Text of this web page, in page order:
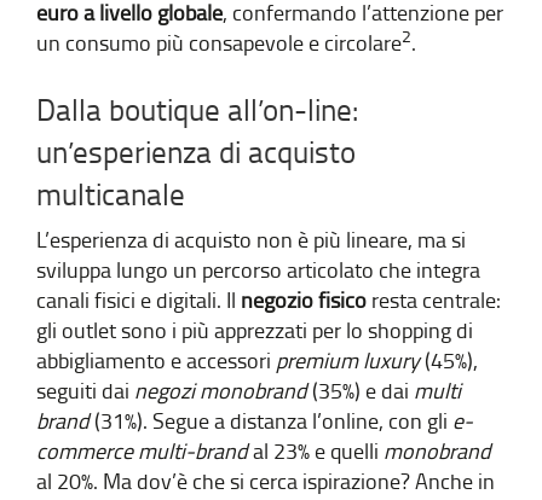
euro a livello globale, confermando l’attenzione per
un consumo più consapevole e circolare2.
Dalla boutique all’on-line:
un’esperienza di acquisto
multicanale
L’esperienza di acquisto non è più lineare, ma si
sviluppa lungo un percorso articolato che integra
canali fisici e digitali. Il negozio fisico resta centrale:
gli outlet sono i più apprezzati per lo shopping di
abbigliamento e accessori premium luxury(45%),
seguiti dai negozi monobrand(35%) e dai multi
brand(31%). Segue a distanza l’online, con gli e-
commerce multi-brandal 23% e quelli monobrand
al 20%. Ma dov’è che si cerca ispirazione? Anche in